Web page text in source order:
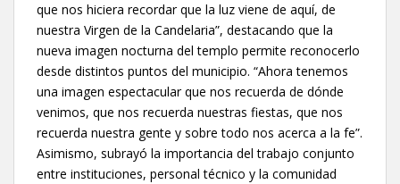
que nos hiciera recordar que la luz viene de aquí, de
nuestra Virgen de la Candelaria”, destacando que la
nueva imagen nocturna del templo permite reconocerlo
desde distintos puntos del municipio. “Ahora tenemos
una imagen espectacular que nos recuerda de dónde
venimos, que nos recuerda nuestras fiestas, que nos
recuerda nuestra gente y sobre todo nos acerca a la fe”.
Asimismo, subrayó la importancia del trabajo conjunto
entre instituciones, personal técnico y la comunidad